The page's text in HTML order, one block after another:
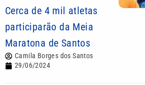
Cerca de 4 mil atletas
participarão da Meia
Maratona de Santos
Camila Borges dos Santos
29/06/2024